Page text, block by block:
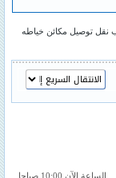
نقل توصيل مكائن خياطه
الساعة الآن 10:00 صباحا